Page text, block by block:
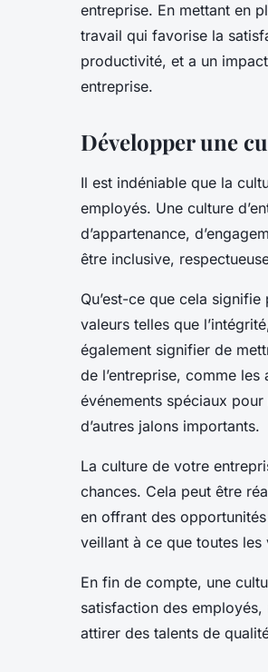
entreprise. En mettant en
travail qui favorise la
productivité, et a un
entreprise.
Développer une
Il est indéniable que la
employés. Une culture
d’appartenance,
être inclusive,
Qu’est-ce que cela signifie
valeurs telles que
également signifier de
de l’entreprise, comme
événements spéciaux
d’autres jalons importants.
La culture de votre
chances. Cela peut être
en offrant des
veillant à ce que toutes
En fin de compte, une
satisfaction des employés,
attirer des talents de